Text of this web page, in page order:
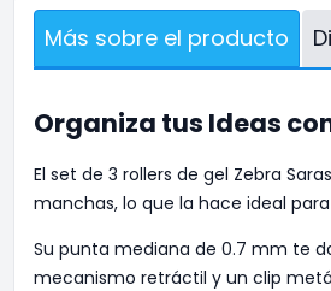
Más sobre el producto
Organiza tus Ideas
El set de 3 rollers de gel Zebra
manchas, lo que la hace ideal
Su punta mediana de 0.7 mm te
mecanismo retráctil y un clip